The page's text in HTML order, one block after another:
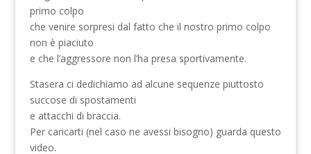
primo colpo
che venire sorpresi dal fatto che il nostro primo colpo
non è piaciuto
e che l’aggressore non l’ha presa sportivamente.
Stasera ci dedichiamo ad alcune sequenze piuttosto
succose di spostamenti
e attacchi di braccia.
Per caricarti (nel caso ne avessi bisogno) guarda questo
video.